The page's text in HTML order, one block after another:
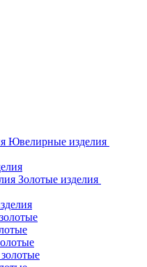
Ювелирные изделия
Золотые изделия